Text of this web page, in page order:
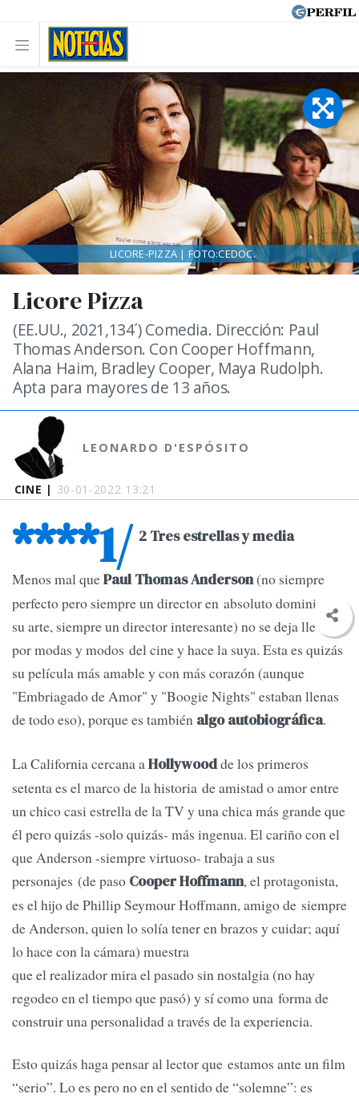
CINE | 30-01-2022 13:21
Licore Pizza
(EE.UU., 2021,134´) Comedia. Dirección: Paul
Thomas Anderson. Con Cooper Hoffmann,
Alana Haim, Bradley Cooper, Maya Rudolph.
Apta para mayores de 13 años.
LEONARDO D'ESPÓSITO
LICORE-PIZZA | FOTO:CEDOC.
****1/ 2 Tres estrellas y media
Menos mal quePaul Thomas Anderson(no siempre
perfecto pero siempre un director en absoluto dominio de
su arte, siempre un director interesante) no se deja llevar
por modas y modos del cine y hace la suya. Esta es quizás
su película más amable y con más corazón (aunque
"Embriagado de Amor" y "Boogie Nights" estaban llenas
de todo eso), porque es también algo autobiográfica.
La California cercana aHollywoodde los primeros
setenta es el marco de la historia de amistad o amor entre
un chico casi estrella de la TV y una chica más grande que
él pero quizás -solo quizás- más ingenua. El cariño con el
que Anderson -siempre virtuoso- trabaja a sus
personajes (de paso Cooper Hoffmann, el protagonista,
es el hijo de Phillip Seymour Hoffmann, amigo de siempre
de Anderson, quien lo solía tener en brazos y cuidar; aquí
lo hace con la cámara) muestra
que el realizador mira el pasado sin nostalgia (no hay
regodeo en el tiempo que pasó) y sí como una forma de
construir una personalidad a través de la experiencia.
Esto quizás haga pensar al lector que estamos ante un film
“serio”. Lo es pero no en el sentido de “solemne”: es